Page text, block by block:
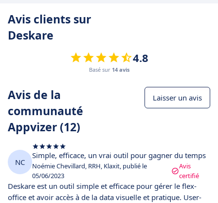
Avis clients sur
Deskare
4.8
Basé sur 14 avis
Avis de la
communauté
Appvizer (12)
Laisser un avis
NC
Simple, efficace, un vrai outil pour gagner du temps
Noémie Chevillard, RRH, Klaxit, publié le
05/06/2023
Avis
certifié
Deskare est un outil simple et efficace pour gérer le flex-
office et avoir accès à de la data visuelle et pratique. User-